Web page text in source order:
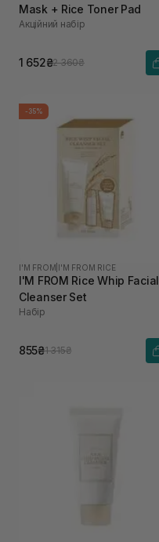
Mask + Rice Toner Pad
Акційний набір
1 652₴2 360₴
-35%
I'M FROM I'M FROM RICE
I'M FROM Rice Whip Facial
Cleanser Set
Набір
855₴1 315₴